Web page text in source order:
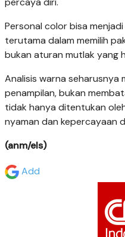
Personal color bisa
terutama dalam memilih
bukan aturan mutlak yang
Analisis warna seharusnya
penampilan, bukan
tidak hanya ditentukan
nyaman dan kepercayaan
(anm/els)
Add